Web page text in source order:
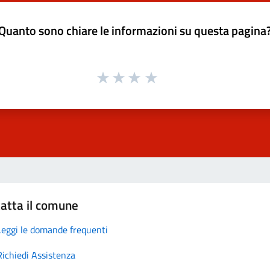
sono chiare le informazioni su questa
il comune
le domande frequenti
Assistenza